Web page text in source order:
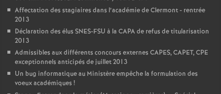
Affectation des stagiaires dans l’académie de Clermont - rentrée
2013
Déclaration des élus SNES-FSU à la CAPA de refus de titularisation
2013
Admissibles aux différents concours externes CAPES, CAPET, CPE
exceptionnels anticipés de juillet 2013
Un bug informatique au Ministère empêche la formulation des
voeux académiques !